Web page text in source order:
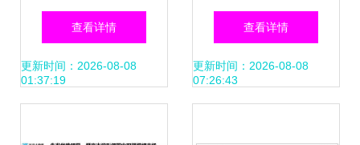
研精准施策，推动
锂电新能源产业做
查看详情
更新时间：2026-08-08
01:37:19
亮”中国制造，创新
如何助其行走世
查看详情
更新时间：2026-08-08
07:26:43